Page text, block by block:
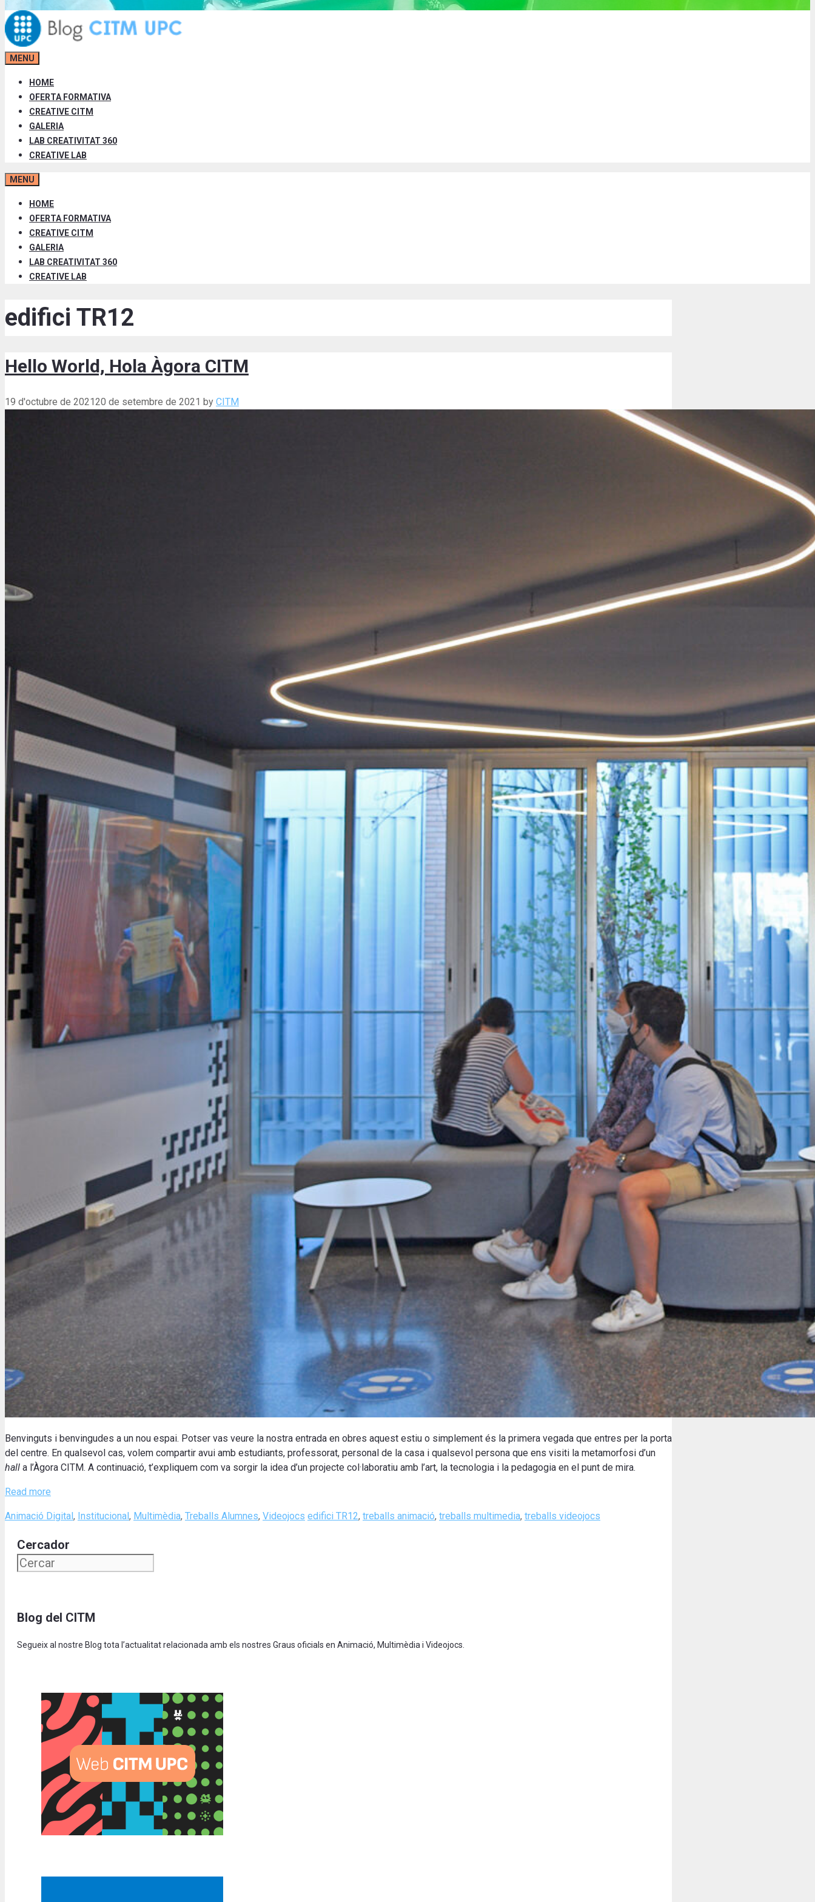
MENU
HOME
OFERTA FORMATIVA
CREATIVE CITM
GALERIA
LAB CREATIVITAT 360
CREATIVE LAB
MENU
HOME
OFERTA FORMATIVA
CREATIVE CITM
GALERIA
LAB CREATIVITAT 360
CREATIVE LAB
edifici TR12
Hello World, Hola Àgora CITM
19 d'octubre de 202120 de setembre de 2021 by CITM
Benvinguts i benvingudes a un nou espai. Potser vas veure la nostra entrada en obres aquest estiu o simplement és la primera vegada que entres per la porta
del centre. En qualsevol cas, volem compartir avui amb estudiants, professorat, personal de la casa i qualsevol persona que ens visiti la metamorfosi d’un
hall a l’Àgora CITM. A continuació, t’expliquem com va sorgir la idea d’un projecte col·laboratiu amb l’art, la tecnologia i la pedagogia en el punt de mira.
Read more
Categories
Animació Digital, Institucional, Multimèdia, Treballs Alumnes, Videojocs Tags
edifici TR12, treballs animació, treballs multimedia, treballs videojocs
Cercador
Blog del CITM
Segueix al nostre Blog tota l’actualitat relacionada amb els nostres Graus oficials en Animació, Multimèdia i Videojocs.